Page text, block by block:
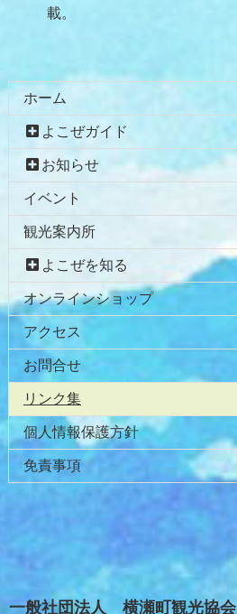
載。
テ
ン
文
戻
る
ジ
の
へ
ホーム
よこぜガイド
お知らせ
イベント
観光案内所
よこぜを知る
オンラインショップ
アクセス
お問合せ
リンク集現在のページ
個人情報保護方針
免責事項
一般社団法人 横瀬町観光協会